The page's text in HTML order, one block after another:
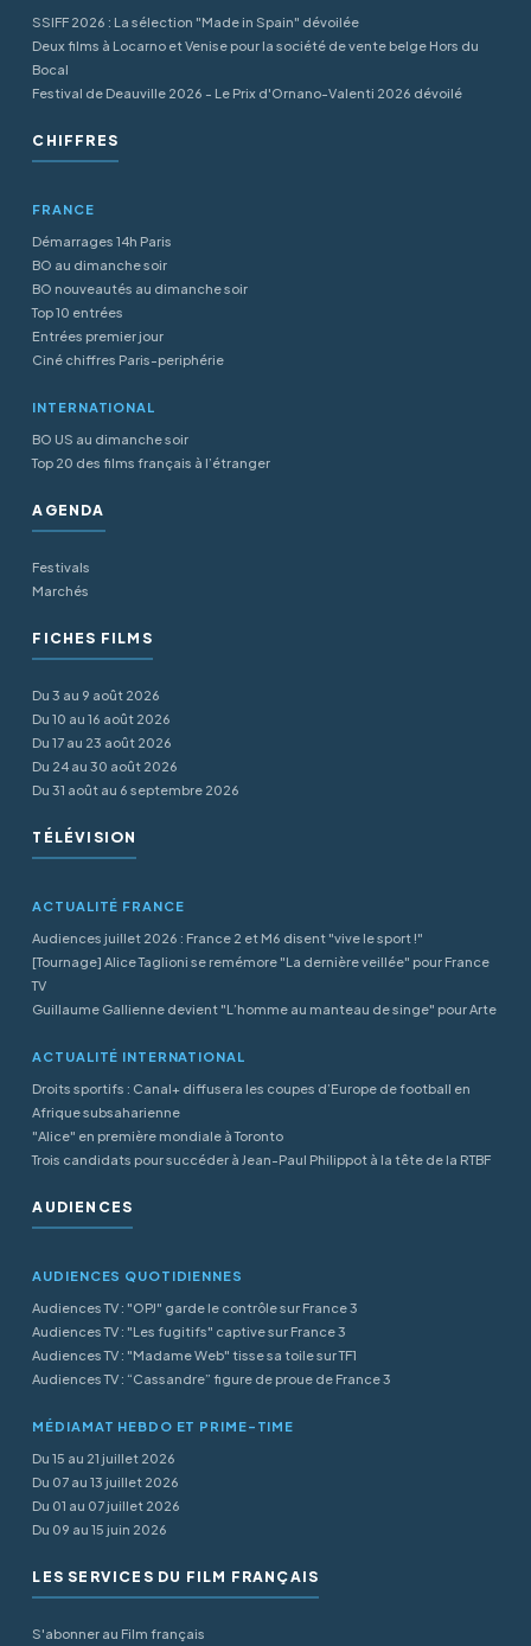
SSIFF 2026 : La sélection "Made in Spain" dévoilée
Deux films à Locarno et Venise pour la société de vente belge Hors du
Bocal
Festival de Deauville 2026 - Le Prix d'Ornano-Valenti 2026 dévoilé
CHIFFRES
FRANCE
Démarrages 14h Paris
BO au dimanche soir
BO nouveautés au dimanche soir
Top 10 entrées
Entrées premier jour
Ciné chiffres Paris-periphérie
INTERNATIONAL
BO US au dimanche soir
Top 20 des films français à l’étranger
AGENDA
Festivals
Marchés
FICHES FILMS
Du 3 au 9 août 2026
Du 10 au 16 août 2026
Du 17 au 23 août 2026
Du 24 au 30 août 2026
Du 31 août au 6 septembre 2026
TÉLÉVISION
ACTUALITÉ FRANCE
Audiences juillet 2026 : France 2 et M6 disent "vive le sport !"
[Tournage] Alice Taglioni se remémore "La dernière veillée" pour France
TV
Guillaume Gallienne devient "L’homme au manteau de singe" pour Arte
ACTUALITÉ INTERNATIONAL
Droits sportifs : Canal+ diffusera les coupes d’Europe de football en
Afrique subsaharienne
"Alice" en première mondiale à Toronto
Trois candidats pour succéder à Jean-Paul Philippot à la tête de la RTBF
AUDIENCES
AUDIENCES QUOTIDIENNES
Audiences TV : "OPJ" garde le contrôle sur France 3
Audiences TV : "Les fugitifs" captive sur France 3
Audiences TV : "Madame Web" tisse sa toile sur TF1
Audiences TV : “Cassandre” figure de proue de France 3
MÉDIAMAT HEBDO ET PRIME-TIME
Du 15 au 21 juillet 2026
Du 07 au 13 juillet 2026
Du 01 au 07 juillet 2026
Du 09 au 15 juin 2026
LES SERVICES DU FILM FRANÇAIS
S'abonner au Film français